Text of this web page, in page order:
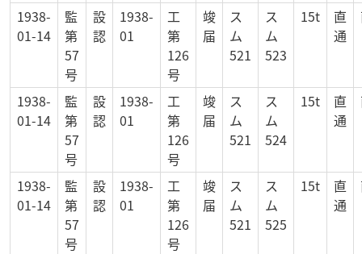
1938-
01-14
監
第
57
号
設
認
1938-
01
工
第
126
号
竣
届
ス
ム
521
ス
ム
523
15t
直
通
1938-
01-14
監
第
57
号
設
認
1938-
01
工
第
126
号
竣
届
ス
ム
521
ス
ム
524
15t
直
通
1938-
01-14
監
第
57
号
設
認
1938-
01
工
第
126
号
竣
届
ス
ム
521
ス
ム
525
15t
直
通